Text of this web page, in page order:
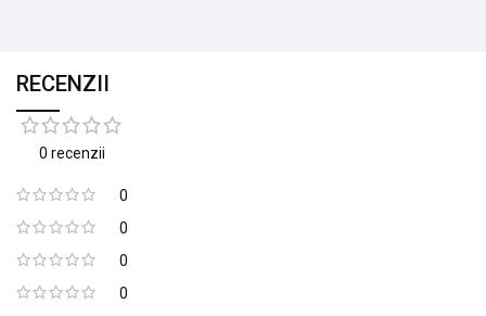
RECENZII
0 recenzii
0
0
0
0